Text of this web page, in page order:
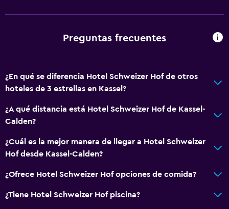
Preguntas frecuentes
¿En qué se diferencia Hotel Schweizer Hof de otros
hoteles de 3 estrellas en Kassel?
¿A qué distancia está Hotel Schweizer Hof de Kassel-
Calden?
¿Cuál es la mejor manera de llegar a Hotel Schweizer
Hof desde Kassel-Calden?
¿Ofrece Hotel Schweizer Hof opciones de comida?
¿Tiene Hotel Schweizer Hof piscina?